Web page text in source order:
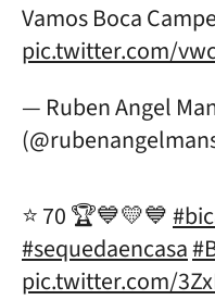
Vamos Boca
pic.twitter.com/
— Ruben Angel
⭐️ 70 🏆💙💛💙
#sequedaencasa
pic.twitter.com/